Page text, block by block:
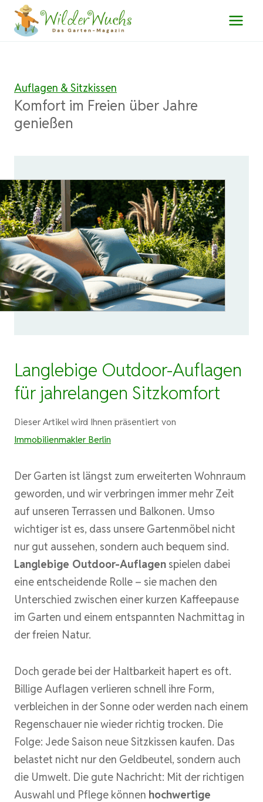
Zum
Inhalt
Auflagen & Sitzkissen
Komfort im Freien über Jahre
genießen
Langlebige Outdoor-Auflagen
für jahrelangen Sitzkomfort
Dieser Artikel wird Ihnen präsentiert von
Immobilienmakler Berlin
Der Garten ist längst zum erweiterten Wohnraum
geworden, und wir verbringen immer mehr Zeit
auf unseren Terrassen und Balkonen. Umso
wichtiger ist es, dass unsere Gartenmöbel nicht
nur gut aussehen, sondern auch bequem sind.
Langlebige Outdoor-Auflagen spielen dabei
eine entscheidende Rolle – sie machen den
Unterschied zwischen einer kurzen Kaffeepause
im Garten und einem entspannten Nachmittag in
der freien Natur.
Doch gerade bei der Haltbarkeit hapert es oft.
Billige Auflagen verlieren schnell ihre Form,
verbleichen in der Sonne oder werden nach einem
Regenschauer nie wieder richtig trocken. Die
Folge: Jede Saison neue Sitzkissen kaufen. Das
belastet nicht nur den Geldbeutel, sondern auch
die Umwelt. Die gute Nachricht: Mit der richtigen
Auswahl und Pflege können hochwertige